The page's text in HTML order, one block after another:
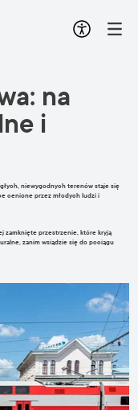
na
i
niewygodnych terenów staje się
cenione przez młodych ludzi i
zamknięte przestrzenie, które kryją
zanim wsiądzie się do pociągu